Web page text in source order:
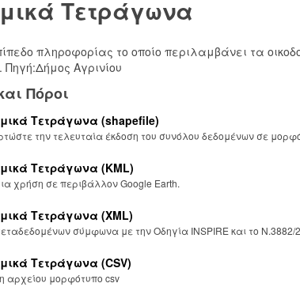
Τετράγωνα
πληροφορίας το οποίο περιλαμβάνει τα
Πηγή:Δήμος Αγρινίου
Πόροι
Τετράγωνα (shapefile)
την τελευταία έκδοση του συνόλου δεδομένων σε
Τετράγωνα (KML)
χρήση σε περιβάλλον Google Earth.
Τετράγωνα (XML)
σύμφωνα με την Οδηγία INSPIRE και το Ν.3882/
Τετράγωνα (CSV)
αρχείου μορφότυπο csv